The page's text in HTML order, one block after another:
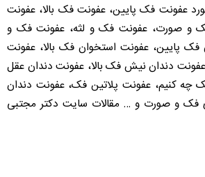
عفونت فک پایین، عفونت فک بالا، عفونت
و صورت، عفونت فک و لثه، عفونت فک و
پایین، عفونت استخوان فک بالا، عفونت
دندان نیش فک بالا، عفونت دندان عقل
چه کنیم، عفونت پلاتین فک، عفونت دندان
فک و صورت و … مقالات سایت دکتر مجتبی